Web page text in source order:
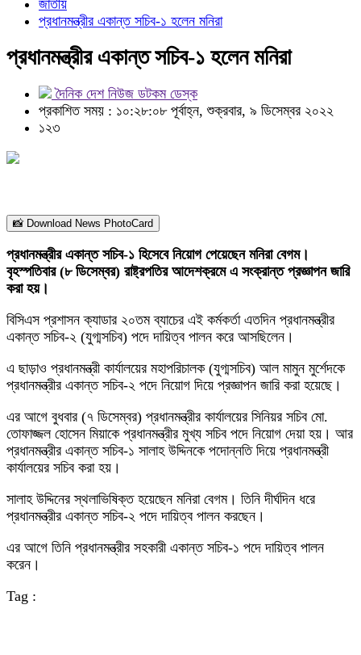
জাতীয়
প্রধানমন্ত্রীর একান্ত সচিব-১ হলেন মনিরা
প্রধানমন্ত্রীর একান্ত সচিব-১ হলেন মনিরা
দৈনিক দেশ নিউজ ডটকম ডেস্ক
প্রকাশিত সময় : ১০:২৮:০৮ পূর্বাহ্ন, শুক্রবার, ৯ ডিসেম্বর ২০২২
১২৩
📸 Download News PhotoCard
প্রধানমন্ত্রীর একান্ত সচিব-১ হিসেবে নিয়োগ পেয়েছেন মনিরা বেগম।
বৃহস্পতিবার (৮ ডিসেম্বর) রাষ্ট্রপতির আদেশক্রমে এ সংক্রান্ত প্রজ্ঞাপন জারি
করা হয়।
বিসিএস প্রশাসন ক্যাডার ২০তম ব্যাচের এই কর্মকর্তা এতদিন প্রধানমন্ত্রীর
একান্ত সচিব-২ (যুগ্মসচিব) পদে দায়িত্ব পালন করে আসছিলেন।
এ ছাড়াও প্রধানমন্ত্রী কার্যালয়ের মহাপরিচালক (যুগ্মসচিব) আল মামুন মুর্শেদকে
প্রধানমন্ত্রীর একান্ত সচিব-২ পদে নিয়োগ দিয়ে প্রজ্ঞাপন জারি করা হয়েছে।
এর আগে বুধবার (৭ ডিসেম্বর) প্রধানমন্ত্রীর কার্যালয়ের সিনিয়র সচিব মো.
তোফাজ্জল হোসেন মিয়াকে প্রধানমন্ত্রীর মুখ্য সচিব পদে নিয়োগ দেয়া হয়। আর
প্রধানমন্ত্রীর একান্ত সচিব-১ সালাহ উদ্দিনকে পদোন্নতি দিয়ে প্রধানমন্ত্রী
কার্যালয়ের সচিব করা হয়।
সালাহ উদ্দিনের স্থলাভিষিক্ত হয়েছেন মনিরা বেগম। তিনি দীর্ঘদিন ধরে
প্রধানমন্ত্রীর একান্ত সচিব-২ পদে দায়িত্ব পালন করছেন।
এর আগে তিনি প্রধানমন্ত্রীর সহকারী একান্ত সচিব-১ পদে দায়িত্ব পালন
করেন।
Tag :